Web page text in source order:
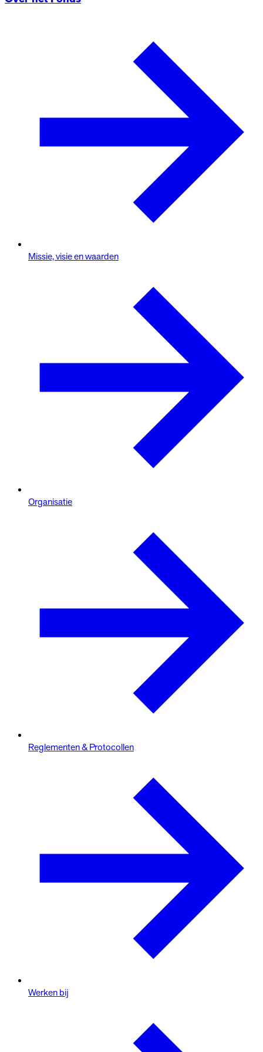
Missie, visie en waarden
Organisatie
Reglementen & Protocollen
Werken bij